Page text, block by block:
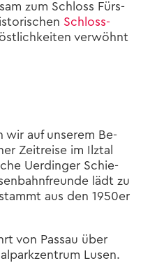
zum Schloss Fürs­
Schloss-​
ver­wöhnt
wir auf un­se­rem Be­
Zeit­rei­se im Ilz­tal
Uer­din­ger Schie­
lädt zu
aus den 1950er
von Pas­sau über
Lusen.